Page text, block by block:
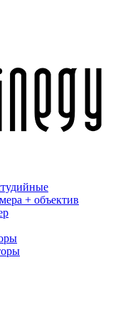
+ объектив